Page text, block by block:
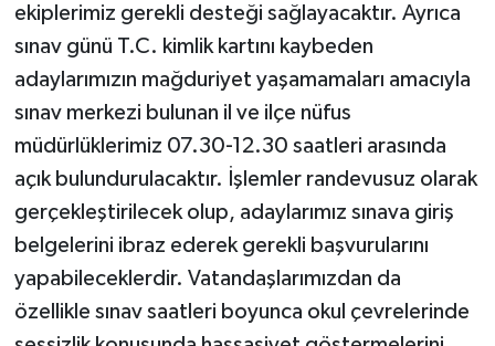
ekiplerimiz gerekli desteği sağlayacaktır. Ayrıca
sınav günü T.C. kimlik kartını kaybeden
adaylarımızın mağduriyet yaşamamaları amacıyla
sınav merkezi bulunan il ve ilçe nüfus
müdürlüklerimiz 07.30-12.30 saatleri arasında
açık bulundurulacaktır. İşlemler randevusuz olarak
gerçekleştirilecek olup, adaylarımız sınava giriş
belgelerini ibraz ederek gerekli başvurularını
yapabileceklerdir. Vatandaşlarımızdan da
özellikle sınav saatleri boyunca okul çevrelerinde